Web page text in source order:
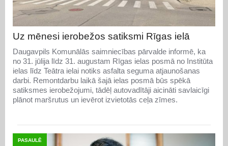
Uz mēnesi ierobežos satiksmi Rīgas ielā
Daugavpils Komunālās saimniecības pārvalde informē, ka
no 31. jūlija līdz 31. augustam Rīgas ielas posmā no Institūta
ielas līdz Teātra ielai notiks asfalta seguma atjaunošanas
darbi. Remontdarbu laikā šajā ielas posmā būs spēkā
satiksmes ierobežojumi, tādēļ autovadītāji aicināti savlaicīgi
plānot maršrutus un ievērot izvietotās ceļa zīmes.
PASAULĒ